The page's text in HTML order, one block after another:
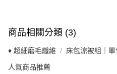
商品相關分類 (3)
♦ 超細磨毛纖維 床包涼被組｜
人氣商品推薦